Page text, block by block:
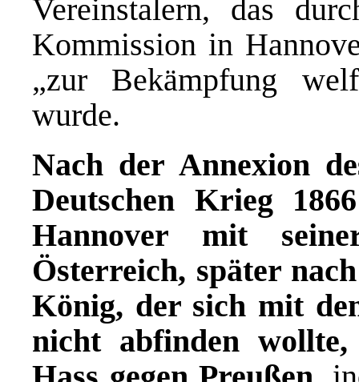
Vereinstalern, das
Kommission in
„zur Bekämpfung
wurde.
Nach der Annexion
Deutschen Krieg
Hannover mit
Österreich, später
König, der sich mit
nicht abfinden